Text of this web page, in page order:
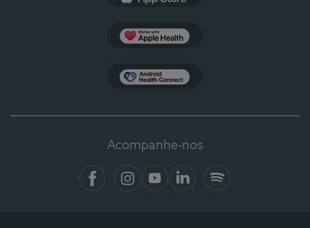
Acompanhe-nos